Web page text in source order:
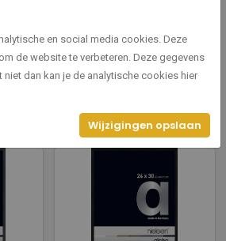
Breedte: 24
Hoogte: 30
en social media cookies. Deze
de website te verbeteren. Deze gegevens
niet dan kan je de analytische cookies hier
Wijzigingen opslaan